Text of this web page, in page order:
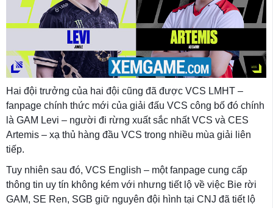
Hai đội trưởng của hai đội cũng đã được VCS LMHT –
fanpage chính thức mới của giải đấu VCS công bố đó chính
là GAM Levi – người đi rừng xuất sắc nhất VCS và CES
Artemis – xạ thủ hàng đầu VCS trong nhiều mùa giải liên
tiếp.
Tuy nhiên sau đó, VCS English – một fanpage cung cấp
thông tin uy tín không kém với nhưng tiết lộ về việc Bie rời
GAM, SE Ren, SGB giữ nguyên đội hình tại CNJ đã tiết lộ